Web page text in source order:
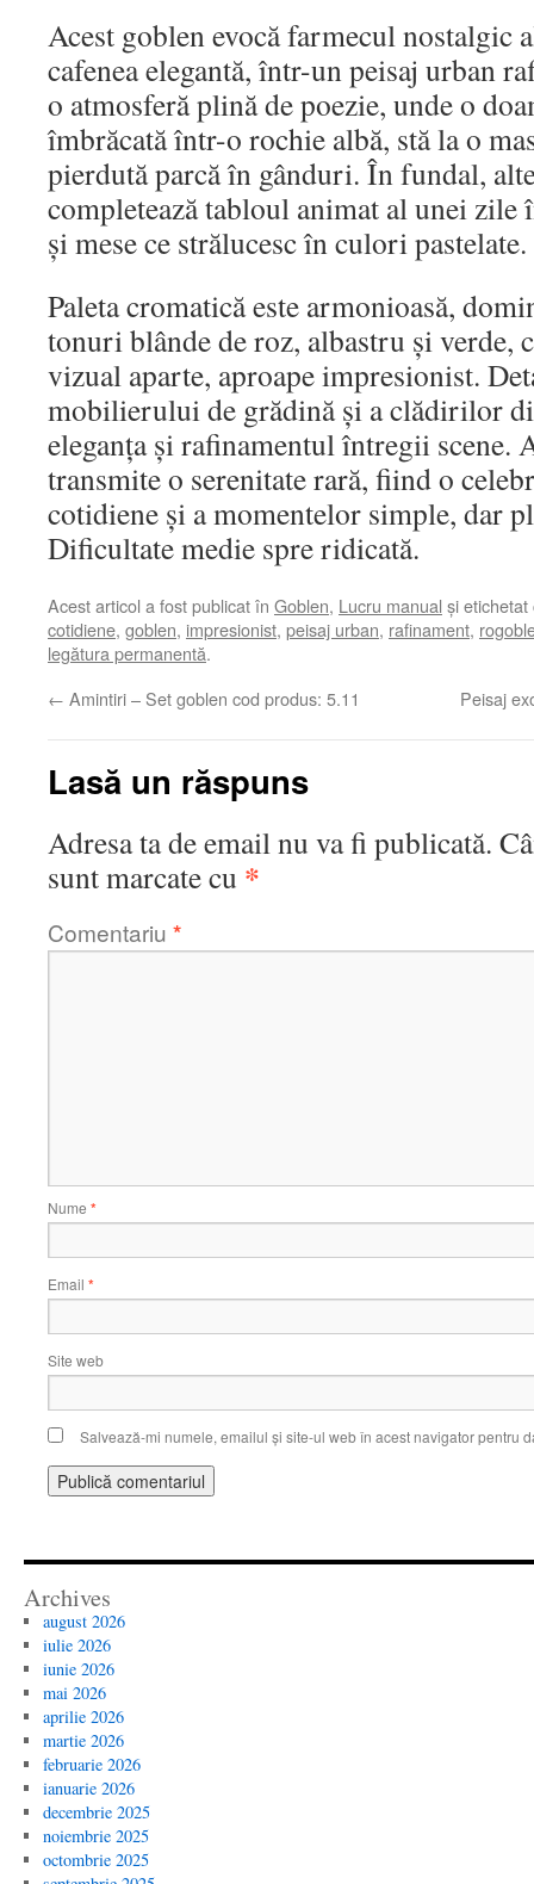
Acest goblen evocă farmecul nostalgic
cafenea elegantă, într-un peisaj urban
o atmosferă plină de poezie, unde o
îmbrăcată într-o rochie albă, stă la o
pierdută parcă în gânduri. În fundal,
completează tabloul animat al unei
și mese ce strălucesc în culori pastelate.
Paleta cromatică este armonioasă,
tonuri blânde de roz, albastru și verde,
vizual aparte, aproape impresionist.
mobilierului de grădină și a clădirilor
eleganța și rafinamentul întregii scene.
transmite o serenitate rară, fiind o
cotidiene și a momentelor simple, dar
Dificultate medie spre ridicată.
Acest articol a fost publicat în Goblen, Lucru manual și
cotidiene, goblen, impresionist, peisaj urban, rafinament,
legătura permanentă.
← Amintiri – Set goblen cod produs: 5.11 Peisaj
Lasă un răspuns
Adresa ta de email nu va fi publicată.
sunt marcate cu *
Comentariu *
Nume *
Email *
Site web
Salvează-mi numele, emailul și site-ul web în acest navigator pentru
Archives
august 2026
iulie 2026
iunie 2026
mai 2026
aprilie 2026
martie 2026
februarie 2026
ianuarie 2026
decembrie 2025
noiembrie 2025
octombrie 2025